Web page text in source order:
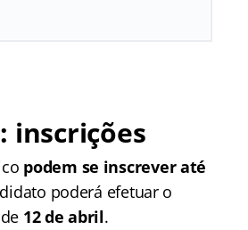
inscrições
podem se inscrever até
poderá efetuar o
12 de abril.